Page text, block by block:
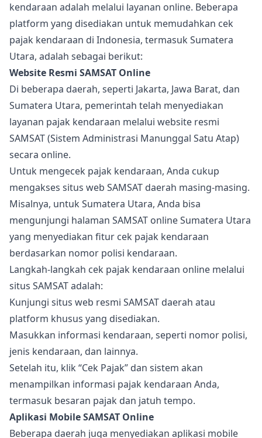
kendaraan adalah melalui layanan online. Beberapa
platform yang disediakan untuk memudahkan cek
pajak kendaraan di Indonesia, termasuk Sumatera
Utara, adalah sebagai berikut:
Website Resmi SAMSAT Online
Di beberapa daerah, seperti Jakarta, Jawa Barat, dan
Sumatera Utara, pemerintah telah menyediakan
layanan pajak kendaraan melalui website resmi
SAMSAT (Sistem Administrasi Manunggal Satu Atap)
secara online.
Untuk mengecek pajak kendaraan, Anda cukup
mengakses situs web SAMSAT daerah masing-masing.
Misalnya, untuk Sumatera Utara, Anda bisa
mengunjungi halaman SAMSAT online Sumatera Utara
yang menyediakan fitur cek pajak kendaraan
berdasarkan nomor polisi kendaraan.
Langkah-langkah cek pajak kendaraan online melalui
situs SAMSAT adalah:
Kunjungi situs web resmi SAMSAT daerah atau
platform khusus yang disediakan.
Masukkan informasi kendaraan, seperti nomor polisi,
jenis kendaraan, dan lainnya.
Setelah itu, klik “Cek Pajak” dan sistem akan
menampilkan informasi pajak kendaraan Anda,
termasuk besaran pajak dan jatuh tempo.
Aplikasi Mobile SAMSAT Online
Beberapa daerah juga menyediakan aplikasi mobile